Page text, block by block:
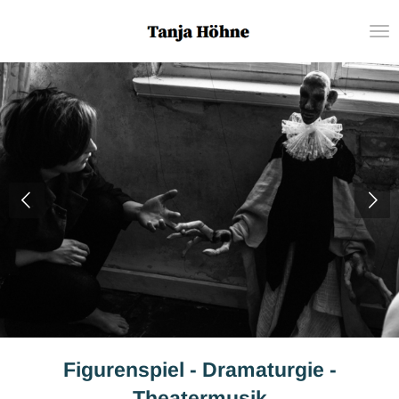
springen
Figurenspiel - Dramaturgie -